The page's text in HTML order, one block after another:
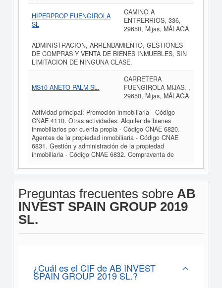
HIPERPROP FUENGIROLA
SL
CAMINO A
ENTRERRIOS, 336,
29650, Mijas, MÁLAGA
ADMINISTRACION, ARRENDAMIENTO, GESTIONES
DE COMPRAS Y VENTA DE BIENES INMUEBLES, SIN
LIMITACION DE NINGUNA CLASE.
MS10 ANETO PALM SL.
CARRETERA
FUENGIROLA MIJAS, ,
29650, Mijas, MÁLAGA
Actividad principal: Promoción inmobiliaria - Código
CNAE 4110. Otras actividades: Alquiler de bienes
inmobiliarios por cuenta propia - Código CNAE 6820.
Agentes de la propiedad inmobiliaria - Código CNAE
6831. Gestión y administración de la propiedad
inmobiliaria - Código CNAE 6832. Compraventa de
Preguntas frecuentes sobre AB
INVEST SPAIN GROUP 2019
SL.
¿Cuál es el CIF de AB INVEST
SPAIN GROUP 2019 SL.?